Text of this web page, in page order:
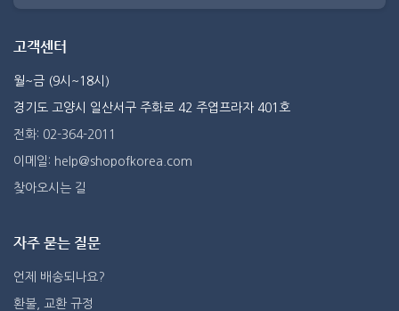
고객센터
월~금 (9시~18시)
경기도 고양시 일산서구 주화로 42 주엽프라자 401호
전화: 02-364-2011
이메일: help@shopofkorea.com
찾아오시는 길
자주 묻는 질문
언제 배송되나요?
환불, 교환 규정